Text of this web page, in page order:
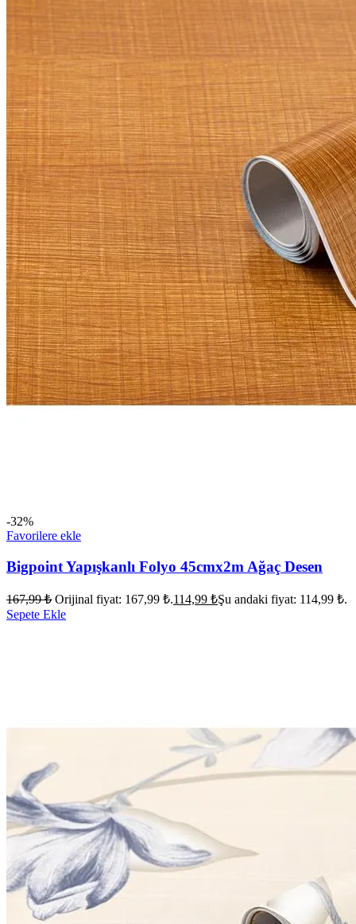
-32%
Favorilere ekle
Bigpoint Yapışkanlı Folyo 45cmx2m Ağaç Desen
167,99₺ Orijinal fiyat: 167,99 ₺.114,99 ₺Şu andaki fiyat: 114,99 ₺.
Sepete Ekle